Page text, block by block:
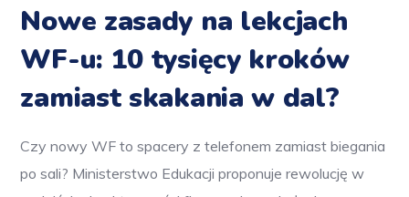
Nowe zasady na lekcjach
WF-u: 10 tysięcy kroków
zamiast skakania w dal?
Czy nowy WF to spacery z telefonem zamiast biegania
po sali? Ministerstwo Edukacji proponuje rewolucję w